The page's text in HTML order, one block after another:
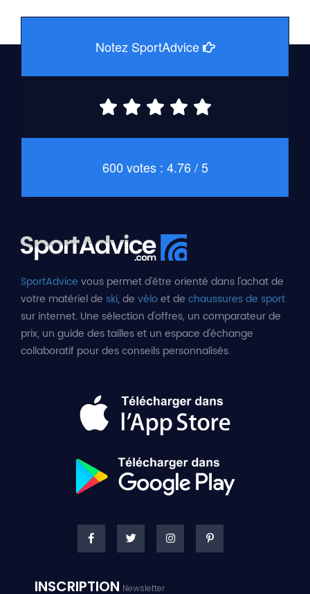
Notez SportAdvice
600 votes : 4.76 / 5
SportAdvice vous permet d'être orienté dans l'achat de
votre matériel de ski, de véloet de chaussures de sport
sur internet. Une sélection d'offres, un comparateur de
prix, un guide des tailles et un espace d'échange
collaboratif pour des conseils personnalisés.
INSCRIPTION Newsletter